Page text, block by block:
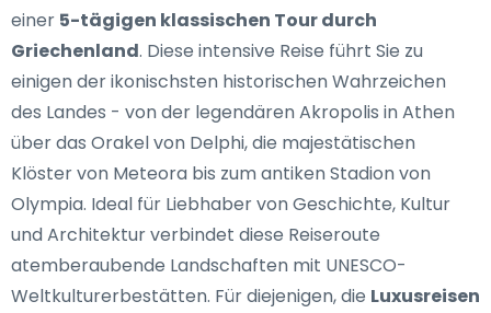
einer 5-tägigen klassischen Tour durch
Griechenland. Diese intensive Reise führt Sie zu
einigen der ikonischsten historischen Wahrzeichen
des Landes - von der legendären Akropolis in Athen
über das Orakel von Delphi, die majestätischen
Klöster von Meteora bis zum antiken Stadion von
Olympia. Ideal für Liebhaber von Geschichte, Kultur
und Architektur verbindet diese Reiseroute
atemberaubende Landschaften mit UNESCO-
Weltkulturerbestätten. Für diejenigen, die Luxusreisen